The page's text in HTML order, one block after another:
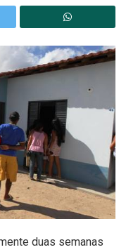
duas semanas